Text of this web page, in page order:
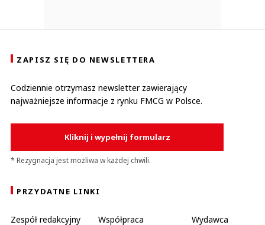
ZAPISZ SIĘ DO NEWSLETTERA
Codziennie otrzymasz newsletter zawierający
najważniejsze informacje z rynku FMCG w Polsce.
Kliknij i wypełnij formularz
* Rezygnacja jest możliwa w każdej chwili.
PRZYDATNE LINKI
Zespół redakcyjny Współpraca
Wydawca